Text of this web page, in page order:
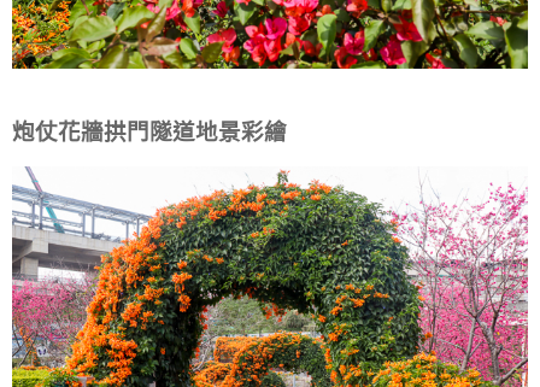
炮仗花牆拱門隧道地景彩繪